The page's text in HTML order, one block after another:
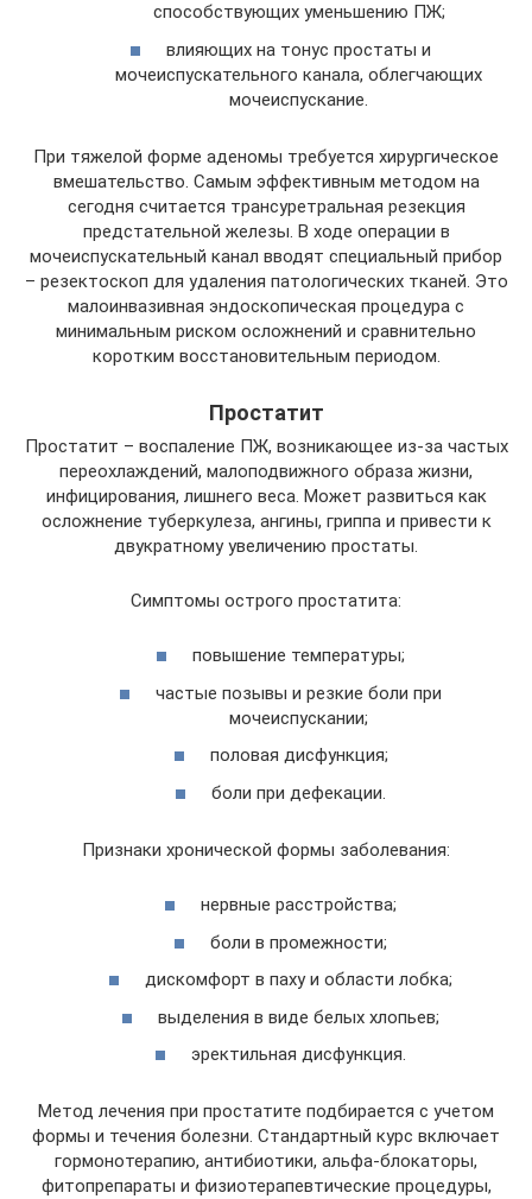
способствующих уменьшению ПЖ;
влияющих на тонус простаты и
мочеиспускательного канала, облегчающих
мочеиспускание.
При тяжелой форме аденомы требуется хирургическое
вмешательство. Самым эффективным методом на
сегодня считается трансуретральная резекция
предстательной железы. В ходе операции в
мочеиспускательный канал вводят специальный прибор
– резектоскоп для удаления патологических тканей. Это
малоинвазивная эндоскопическая процедура с
минимальным риском осложнений и сравнительно
коротким восстановительным периодом.
Простатит
Простатит – воспаление ПЖ, возникающее из-за частых
переохлаждений, малоподвижного образа жизни,
инфицирования, лишнего веса. Может развиться как
осложнение туберкулеза, ангины, гриппа и привести к
двукратному увеличению простаты.
Симптомы острого простатита:
повышение температуры;
частые позывы и резкие боли при
мочеиспускании;
половая дисфункция;
боли при дефекации.
Признаки хронической формы заболевания:
нервные расстройства;
боли в промежности;
дискомфорт в паху и области лобка;
выделения в виде белых хлопьев;
эректильная дисфункция.
Метод лечения при простатите подбирается с учетом
формы и течения болезни. Стандартный курс включает
гормонотерапию, антибиотики, альфа-блокаторы,
фитопрепараты и физиотерапевтические процедуры,